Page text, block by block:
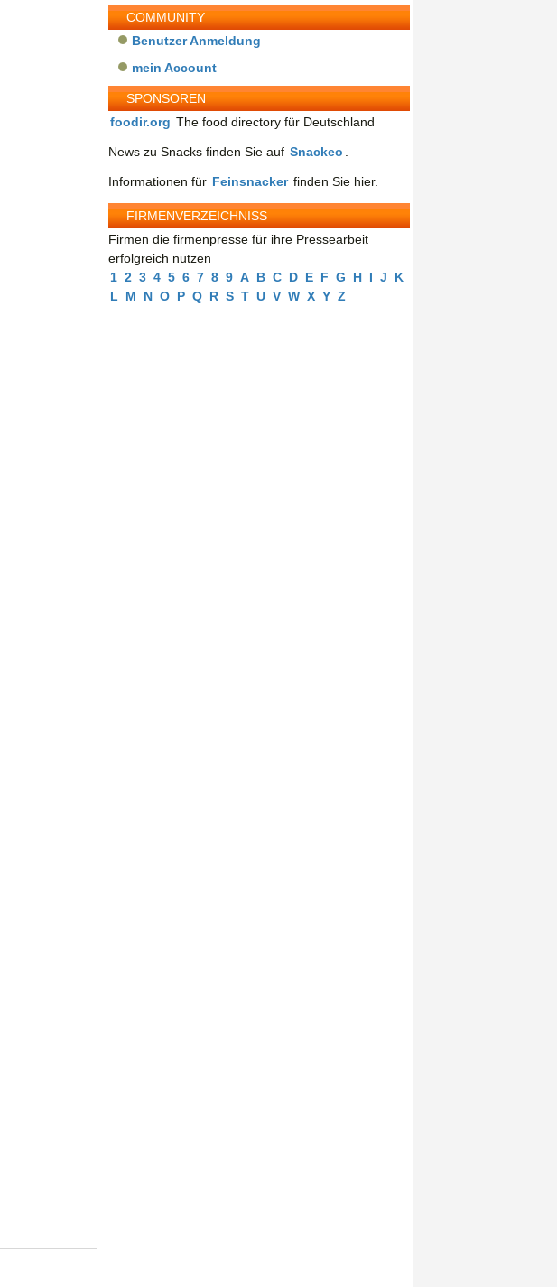
COMMUNITY
Benutzer Anmeldung
mein Account
SPONSOREN
foodir.org The food directory für Deutschland
News zu Snacks finden Sie auf Snackeo
Informationen für Feinsnacker finden Sie hier.
FIRMENVERZEICHNISS
Firmen die firmenpresse für ihre Pressearbeit
erfolgreich nutzen
1 2 3 4 5 6 7 8 9 A B C D E F G H I J
K
L
M N O P Q R S T U V W X Y Z